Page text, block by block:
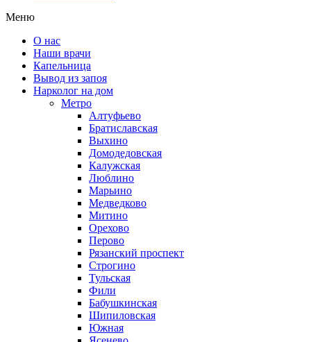
Меню
О нас
Наши врачи
Капельница
Вывод из запоя
Нарколог на дом
Метро
Алтуфьево
Братиславская
Выхино
Домодедовская
Калужская
Люблино
Марьино
Медведково
Митино
Орехово
Перово
Рязанский проспект
Строгино
Тульская
Фили
Бабушкинская
Шипиловская
Южная